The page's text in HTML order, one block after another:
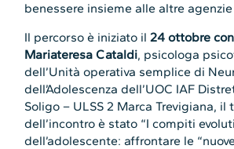
benessere insieme alle altre
Il percorso è iniziato il24 ottobre
Mariateresa Cataldi, psicologa
dell’Unità operativa semplice di
dell’Adolescenza dell’UOC IAF
Soligo – ULSS 2 Marca Trevigiana, il
dell’incontro è stato “I compiti
dell’adolescente: affrontare le